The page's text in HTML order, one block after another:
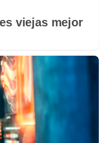
viejas mejor